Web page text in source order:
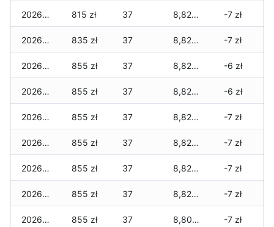
2026-07-28 815 zł 37 8,820 zł -7 zł
2026-07-27 835 zł 37 8,820 zł -7 zł
2026-07-26 855 zł 37 8,820 zł -6 zł
2026-07-24 855 zł 37 8,820 zł -6 zł
2026-07-23 855 zł 37 8,820 zł -7 zł
2026-07-22 855 zł 37 8,820 zł -7 zł
2026-07-21 855 zł 37 8,820 zł -7 zł
2026-07-20 855 zł 37 8,820 zł -7 zł
2026-07-18 855 zł 37 8,800 zł -7 zł